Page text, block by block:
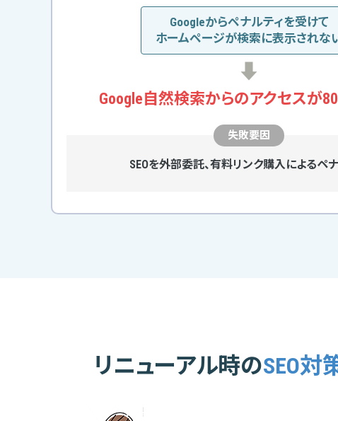
Googleからペナルティを受けて
ホームページが検索に表示されな
Google自然検索からのアクセスが
失敗要因
SEOを外部委託、有料リンク購入によるペ
リニューアル時のSEO対